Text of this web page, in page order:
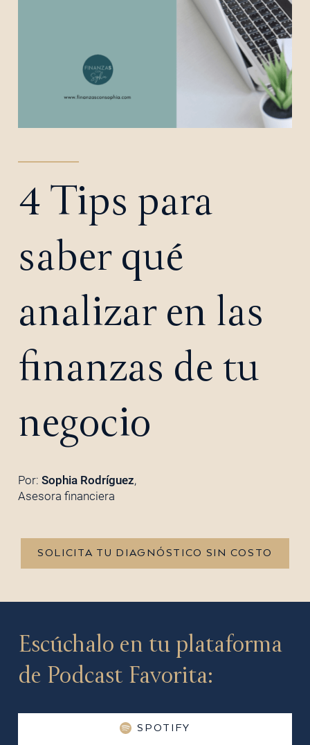
4 Tips para
saber qué
analizar en las
finanzas de tu
negocio
Por: Sophia Rodríguez,
Asesora financiera
SOLICITA TU DIAGNÓSTICO SIN COSTO
Escúchalo en tu plataforma
de Podcast Favorita:
SPOTIFY